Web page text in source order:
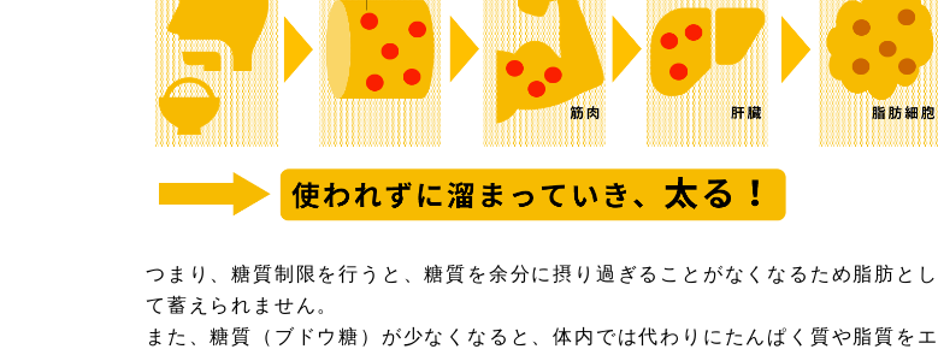
つまり、糖質制限を行うと、糖質を余分に摂り過ぎることがなくなるため脂肪とし
て蓄えられません。
また、糖質（ブドウ糖）が少なくなると、体内では代わりにたんぱく質や脂質をエ